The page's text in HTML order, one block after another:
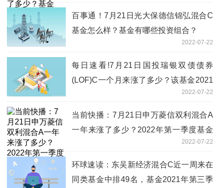
百事通！7月21日光大保德信锦弘混合C
基金怎么样？基金有哪些投资组合？
2022-07-22
每日速看!7月21日国投瑞银双债债券
(LOF)C一个月来涨了多少？该基金2021
2022-07-22
当前快播：7月21日申万菱信双利混合A
一年来涨了多少？2022年第一季度基金
2022-07-22
环球速读：东吴新经济混合C近一周来在
同类基金中排49名，基金2021年第三季